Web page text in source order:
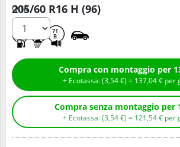
205/60 R16 H (96)
71
B
Q.tà
Compra con
+ Ecotassa: (3,54€ ) = 137,04€ per
Compra
+ Ecotassa: (3,54€ ) = 121,54€ per